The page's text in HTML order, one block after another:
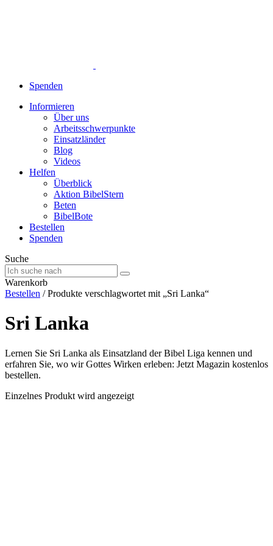
Spenden
Informieren
Über uns
Arbeitsschwerpunkte
Einsatzländer
Blog
Videos
Helfen
Überblick
Aktion BibelStern
Beten
BibelBote
Bestellen
Spenden
Suche
Warenkorb
Bestellen / Produkte verschlagwortet mit „Sri Lanka“
Sri Lanka
Lernen Sie Sri Lanka als Einsatzland der Bibel Liga kennen und
erfahren Sie, wo wir Gottes Wirken erleben: Jetzt Magazin kostenlos
bestellen.
Einzelnes Produkt wird angezeigt